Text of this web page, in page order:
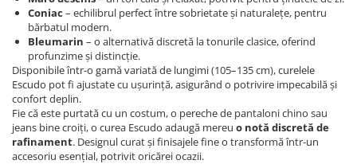
Coniac – echilibrul perfect între sobrietate și naturalețe, pentru
bărbatul modern.
Bleumarin – o alternativă discretă la tonurile clasice, oferind
profunzime și distincție.
Disponibile într-o gamă variată de lungimi (105–135 cm), curelele
Escudo pot fi ajustate cu ușurință, asigurând o potrivire impecabilă și
confort deplin.
Fie că este purtată cu un costum, o pereche de pantaloni chino sau
jeans bine croiți, o curea Escudo adaugă mereu o notă discretă de
rafinament. Designul curat și finisajele fine o transformă într-un
accesoriu esențial, potrivit oricărei ocazii.